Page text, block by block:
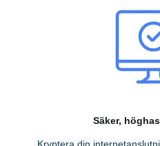
Säker,
Kryptera din